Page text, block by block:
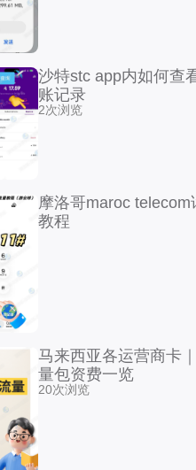
沙特stc app内如何查
账记录
2次浏览
摩洛哥maroc telecom
教程
马来西亚各运营商卡
量包资费一览
20次浏览